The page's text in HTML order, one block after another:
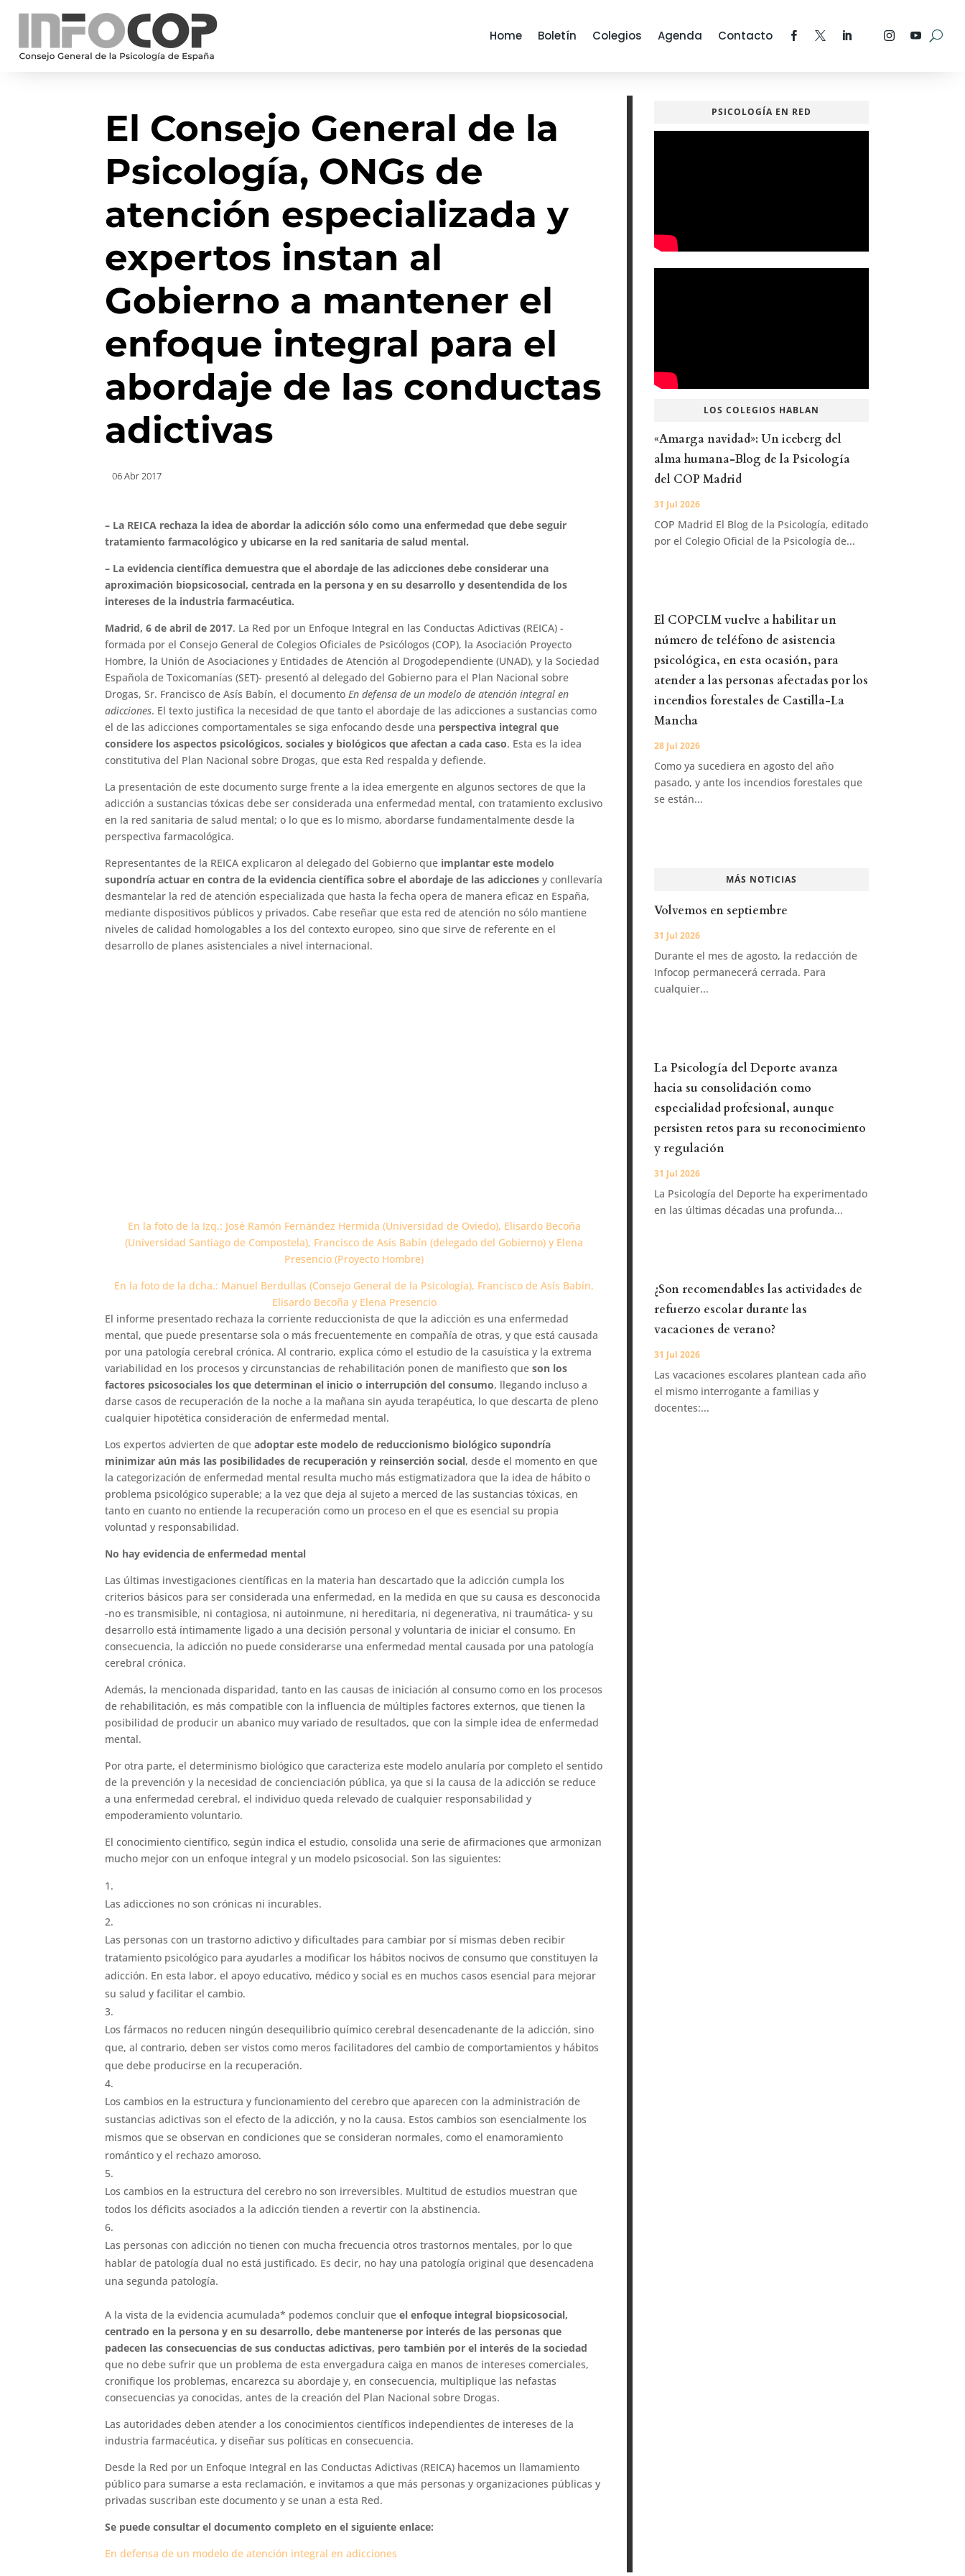
Home Boletín Colegios Agenda Contacto
El Consejo General de la
Psicología, ONGs de
atención especializada y
expertos instan al
Gobierno a mantener el
enfoque integral para el
abordaje de las conductas
adictivas
06 Abr 2017
– La REICA rechaza la idea de abordar la adicción sólo como una enfermedad que debe seguir
tratamiento farmacológico y ubicarse en la red sanitaria de salud mental.
– La evidencia científica demuestra que el abordaje de las adicciones debe considerar una
aproximación biopsicosocial, centrada en la persona y en su desarrollo y desentendida de los
intereses de la industria farmacéutica.
Madrid, 6 de abril de 2017. La Red por un Enfoque Integral en las Conductas Adictivas (REICA) -
formada por el Consejo General de Colegios Oficiales de Psicólogos (COP), la Asociación Proyecto
Hombre, la Unión de Asociaciones y Entidades de Atención al Drogodependiente (UNAD), y la Sociedad
Española de Toxicomanías (SET)- presentó al delegado del Gobierno para el Plan Nacional sobre
Drogas, Sr. Francisco de Asís Babín, el documento En defensa de un modelo de atención integral en
adicciones. El texto justifica la necesidad de que tanto el abordaje de las adicciones a sustancias como
el de las adicciones comportamentales se siga enfocando desde una perspectiva integral que
considere los aspectos psicológicos, sociales y biológicos que afectan a cada caso. Esta es la idea
constitutiva del Plan Nacional sobre Drogas, que esta Red respalda y defiende.
La presentación de este documento surge frente a la idea emergente en algunos sectores de que la
adicción a sustancias tóxicas debe ser considerada una enfermedad mental, con tratamiento exclusivo
en la red sanitaria de salud mental; o lo que es lo mismo, abordarse fundamentalmente desde la
perspectiva farmacológica.
Representantes de la REICA explicaron al delegado del Gobierno que implantar este modelo
supondría actuar en contra de la evidencia científica sobre el abordaje de las adicciones y conllevaría
desmantelar la red de atención especializada que hasta la fecha opera de manera eficaz en España,
mediante dispositivos públicos y privados. Cabe reseñar que esta red de atención no sólo mantiene
niveles de calidad homologables a los del contexto europeo, sino que sirve de referente en el
desarrollo de planes asistenciales a nivel internacional.
En la foto de la Izq.: José Ramón Fernández Hermida (Universidad de Oviedo), Elisardo Becoña
(Universidad Santiago de Compostela), Francisco de Asís Babín (delegado del Gobierno) y Elena
Presencio (Proyecto Hombre)
En la foto de la dcha.: Manuel Berdullas (Consejo General de la Psicología), Francisco de Asís Babín,
Elisardo Becoña y Elena Presencio
El informe presentado rechaza la corriente reduccionista de que la adicción es una enfermedad
mental, que puede presentarse sola o más frecuentemente en compañía de otras, y que está causada
por una patología cerebral crónica. Al contrario, explica cómo el estudio de la casuística y la extrema
variabilidad en los procesos y circunstancias de rehabilitación ponen de manifiesto queson los
factores psicosociales los que determinan el inicio o interrupción del consumo, llegando incluso a
darse casos de recuperación de la noche a la mañana sin ayuda terapéutica, lo que descarta de pleno
cualquier hipotética consideración de enfermedad mental.
Los expertos advierten de queadoptar este modelo de reduccionismo biológico supondría
minimizar aún más las posibilidades de recuperación y reinserción social, desde el momento en que
la categorización de enfermedad mental resulta mucho más estigmatizadora que la idea de hábito o
problema psicológico superable; a la vez que deja al sujeto a merced de las sustancias tóxicas, en
tanto en cuanto no entiende la recuperación como un proceso en el que es esencial su propia
voluntad y responsabilidad.
No hay evidencia de enfermedad mental
Las últimas investigaciones científicas en la materia han descartado que la adicción cumpla los
criterios básicos para ser considerada una enfermedad, en la medida en que su causa es desconocida
-no es transmisible, ni contagiosa, ni autoinmune, ni hereditaria, ni degenerativa, ni traumática- y su
desarrollo está íntimamente ligado a una decisión personal y voluntaria de iniciar el consumo. En
consecuencia, la adicción no puede considerarse una enfermedad mental causada por una patología
cerebral crónica.
Además, la mencionada disparidad, tanto en las causas de iniciación al consumo como en los procesos
de rehabilitación, es más compatible con la influencia de múltiples factores externos, que tienen la
posibilidad de producir un abanico muy variado de resultados, que con la simple idea de enfermedad
mental.
Por otra parte, el determinismo biológico que caracteriza este modelo anularía por completo el sentido
de la prevención y la necesidad de concienciación pública, ya que si la causa de la adicción se reduce
a una enfermedad cerebral, el individuo queda relevado de cualquier responsabilidad y
empoderamiento voluntario.
El conocimiento científico, según indica el estudio, consolida una serie de afirmaciones que armonizan
mucho mejor con un enfoque integral y un modelo psicosocial. Son las siguientes:
Las adicciones no son crónicas ni incurables.
Las personas con un trastorno adictivo y dificultades para cambiar por sí mismas deben recibir
tratamiento psicológico para ayudarles a modificar los hábitos nocivos de consumo que constituyen la
adicción. En esta labor, el apoyo educativo, médico y social es en muchos casos esencial para mejorar
su salud y facilitar el cambio.
Los fármacos no reducen ningún desequilibrio químico cerebral desencadenante de la adicción, sino
que, al contrario, deben ser vistos como meros facilitadores del cambio de comportamientos y hábitos
que debe producirse en la recuperación.
Los cambios en la estructura y funcionamiento del cerebro que aparecen con la administración de
sustancias adictivas son el efecto de la adicción, y no la causa. Estos cambios son esencialmente los
mismos que se observan en condiciones que se consideran normales, como el enamoramiento
romántico y el rechazo amoroso.
Los cambios en la estructura del cerebro no son irreversibles. Multitud de estudios muestran que
todos los déficits asociados a la adicción tienden a revertir con la abstinencia.
Las personas con adicción no tienen con mucha frecuencia otros trastornos mentales, por lo que
hablar de patología dual no está justificado. Es decir, no hay una patología original que desencadena
una segunda patología.
A la vista de la evidencia acumulada* podemos concluir queel enfoque integral biopsicosocial,
centrado en la persona y en su desarrollo, debe mantenerse por interés de las personas que
padecen las consecuencias de sus conductas adictivas, pero también por el interés de la sociedad
que no debe sufrir que un problema de esta envergadura caiga en manos de intereses comerciales,
cronifique los problemas, encarezca su abordaje y, en consecuencia, multiplique las nefastas
consecuencias ya conocidas, antes de la creación del Plan Nacional sobre Drogas.
Las autoridades deben atender a los conocimientos científicos independientes de intereses de la
industria farmacéutica, y diseñar sus políticas en consecuencia.
Desde la Red por un Enfoque Integral en las Conductas Adictivas (REICA) hacemos un llamamiento
público para sumarse a esta reclamación, e invitamos a que más personas y organizaciones públicas y
privadas suscriban este documento y se unan a esta Red.
Se puede consultar el documento completo en el siguiente enlace:
En defensa de un modelo de atención integral en adicciones
PSICOLOGÍA EN RED
LOS COLEGIOS HABLAN
«Amarga navidad»: Un iceberg del
alma humana-Blog de la Psicología
del COP Madrid
31 Jul 2026
COP Madrid El Blog de la Psicología, editado
por el Colegio Oficial de la Psicología de...
El COPCLM vuelve a habilitar un
número de teléfono de asistencia
psicológica, en esta ocasión, para
atender a las personas afectadas por los
incendios forestales de Castilla-La
Mancha
28 Jul 2026
Como ya sucediera en agosto del año
pasado, y ante los incendios forestales que
se están...
MÁS NOTICIAS
Volvemos en septiembre
31 Jul 2026
Durante el mes de agosto, la redacción de
Infocop permanecerá cerrada. Para
cualquier...
La Psicología del Deporte avanza
hacia su consolidación como
especialidad profesional, aunque
persisten retos para su reconocimiento
y regulación
31 Jul 2026
La Psicología del Deporte ha experimentado
en las últimas décadas una profunda...
¿Son recomendables las actividades de
refuerzo escolar durante las
vacaciones de verano?
31 Jul 2026
Las vacaciones escolares plantean cada año
el mismo interrogante a familias y
docentes:...